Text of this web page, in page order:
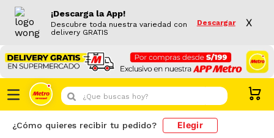
¡Descarga la App!
Descubre toda nuestra variedad con
delivery GRATIS
Descargar X
¿Que buscas hoy?
¿Cómo quieres recibir tu pedido? Elegir